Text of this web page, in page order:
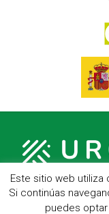
Este sitio web utiliza
Si continúas
puedes